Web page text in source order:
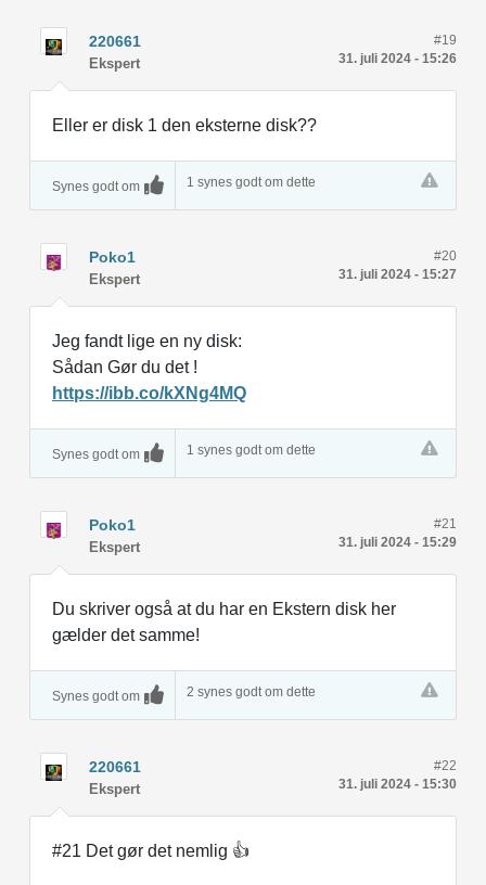
220661
Ekspert 31. juli 2024 - 15:26
#19
Eller er disk 1 den eksterne disk??
Synes godt om 1 synes godt om dette
Poko1
Ekspert 31. juli 2024 - 15:27
#20
Jeg fandt lige en ny disk:
Sådan Gør du det !
https://ibb.co/kXNg4MQ
Synes godt om 1 synes godt om dette
Poko1
Ekspert 31. juli 2024 - 15:29
#21
Du skriver også at du har en Ekstern disk her
gælder det samme!
Synes godt om 2 synes godt om dette
220661
Ekspert 31. juli 2024 - 15:30
#22
#21 Det gør det nemlig 👍